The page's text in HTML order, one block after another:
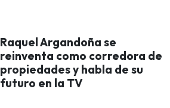
Raquel Argandoña se
reinventa como corredora de
propiedades y habla de su
futuro en la TV